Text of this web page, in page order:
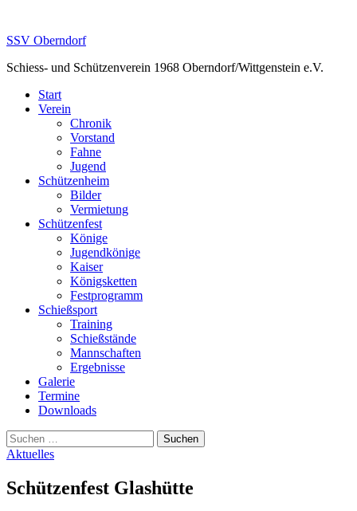
content
SSV Oberndorf
Schiess- und Schützenverein 1968 Oberndorf/Wittgenstein e.V.
Start
Verein
Chronik
Vorstand
Fahne
Jugend
Schützenheim
Bilder
Vermietung
Schützenfest
Könige
Jugendkönige
Kaiser
Königsketten
Festprogramm
Schießsport
Training
Schießstände
Mannschaften
Ergebnisse
Galerie
Termine
Downloads
Suchen
nach:
Aktuelles
Schützenfest Glashütte